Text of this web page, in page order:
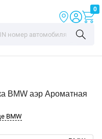
0
BMW аэр Ароматная
BMW